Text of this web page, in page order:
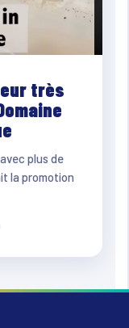
très
plus de
la promotion